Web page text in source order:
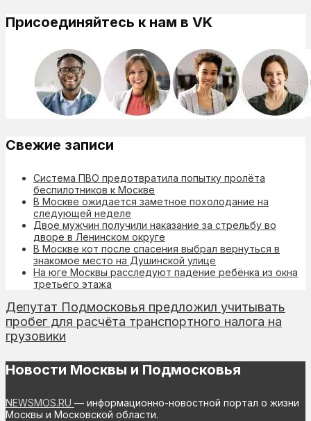
Присоединяйтесь к нам в VK
Свежие записи
Система ПВО предотвратила попытку пролёта
беспилотников к Москве
В Москве ожидается заметное похолодание на
следующей неделе
Двое мужчин получили наказание за стрельбу во
дворе в Ленинском округе
В Москве кот после спасения выбрал вернуться в
знакомое место на Душинской улице
На юге Москвы расследуют падение ребёнка из окна
третьего этажа
Депутат Подмосковья предложил учитывать
пробег для расчёта транспортного налога на
грузовики
Новости Москвы и Подмосковья
NEWSMOS.RU — информационно-новостной портал о жизни
Москвы и Московской области.